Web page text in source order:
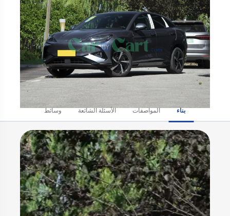
بناء المواصفات الأسئلة الشائعة وسائط